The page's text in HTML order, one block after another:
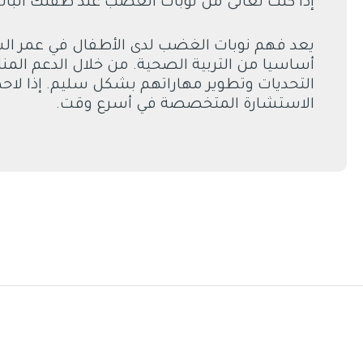
إذا كنت تعانى من نوبات الغضب عند طفلك
يعد فهم نوبات الغضب لدى الأطفال في عمر
أساسيا من التربية الصحية. من خلال الدعم
التحديات وتطوير مهاراتهم بشكل سليم. إذا
الاستشارة المتخصصة في أسرع وقت.